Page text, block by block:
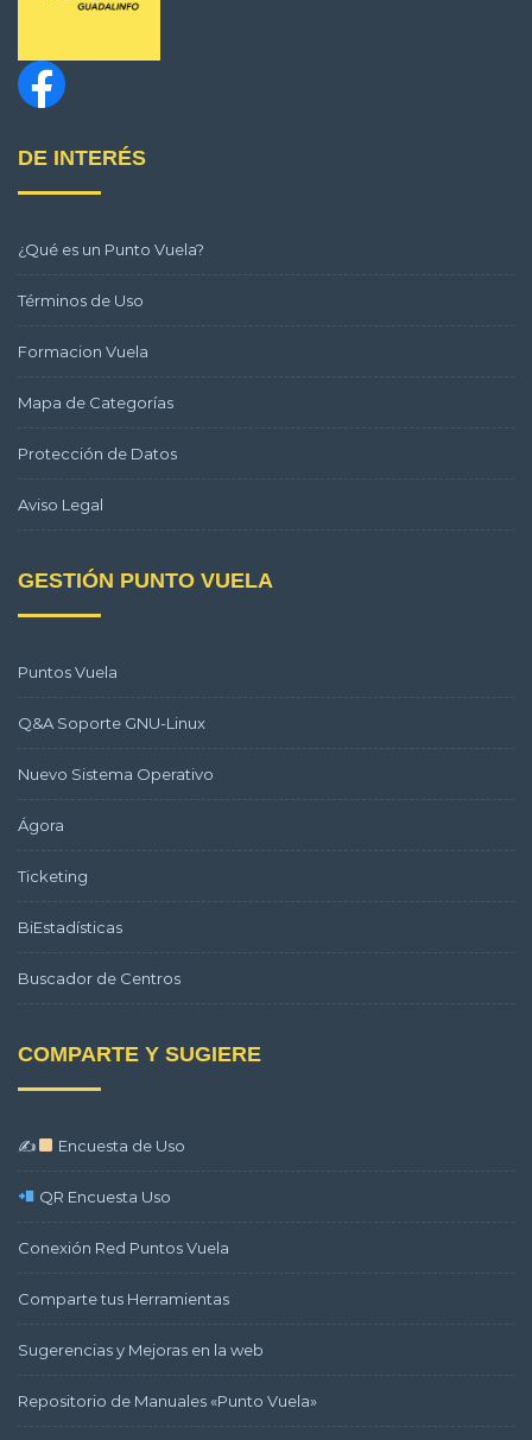
DE INTERÉS
¿Qué es un Punto Vuela?
Términos de Uso
Formacion Vuela
Mapa de Categorías
Protección de Datos
Aviso Legal
GESTIÓN PUNTO VUELA
Puntos Vuela
Q&A Soporte GNU-Linux
Nuevo Sistema Operativo
Ágora
Ticketing
BiEstadísticas
Buscador de Centros
COMPARTE Y SUGIERE
✍ Encuesta de Uso
QR Encuesta Uso
Conexión Red Puntos Vuela
Comparte tus Herramientas
Sugerencias y Mejoras en la web
Repositorio de Manuales «Punto Vuela»